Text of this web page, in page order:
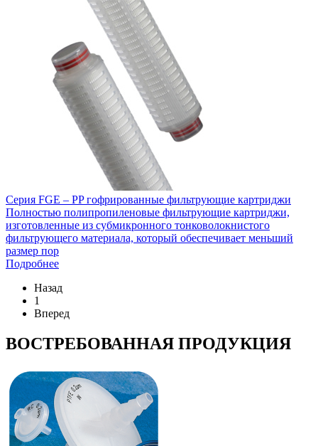
Серия FGE – PP гофрированные фильтрующие картриджи
Полностью полипропиленовые фильтрующие картриджи,
изготовленные из субмикронного тонковолокнистого
фильтрующего материала, который обеспечивает меньший
размер пор
Подробнее
Назад
1
Вперед
ВОСТРЕБОВАННАЯ ПРОДУКЦИЯ